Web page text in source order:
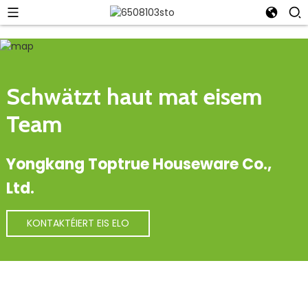
Schwätzt haut mat eisem
Team
Yongkang Toptrue Houseware Co.,
Ltd.
KONTAKTÉIERT EIS ELO